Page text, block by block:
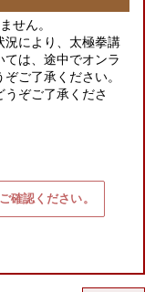
せん。
により、太極拳講
は、途中でオンラ
ご了承ください。
ぞご了承くださ
確認ください。